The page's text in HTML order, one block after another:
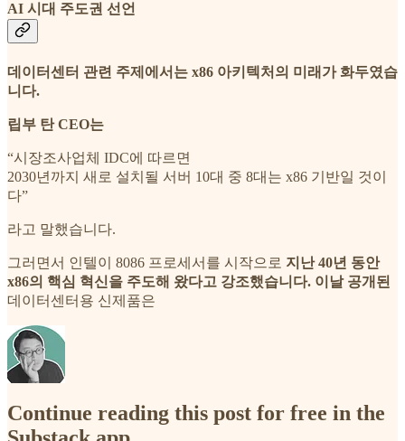
AI 시대 주도권 선언
데이터센터 관련 주제에서는 x86 아키텍처의 미래가 화두였습
니다.
립부 탄 CEO는
“시장조사업체 IDC에 따르면
2030년까지 새로 설치될 서버 10대 중 8대는 x86 기반일 것이
다”
라고 말했습니다.
그러면서 인텔이 8086 프로세서를 시작으로 지난 40년 동안
x86의 핵심 혁신을 주도해 왔다고 강조했습니다. 이날 공개된
데이터센터용 신제품은
Continue reading this post for free in the